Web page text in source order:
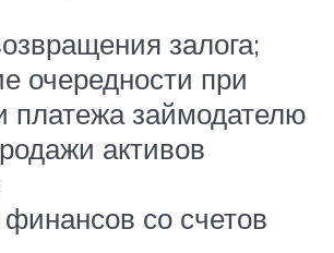
залога;
очередности при
платежа займодателю
активов
со счетов